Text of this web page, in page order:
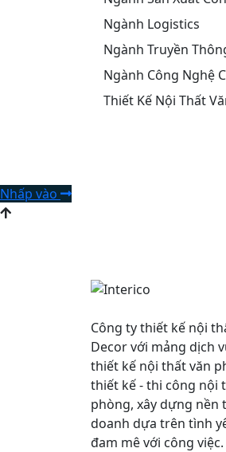
Ngành Logistics
Ngành Truyền
Ngành Công Nghệ
Thiết Kế Nội Thất
Nhấp vào
Công ty thiết kế nội
Decor với mảng dịch
thiết kế nội thất văn
thiết kế - thi công nội
phòng, xây dựng nền
doanh dựa trên tình
đam mê với công việc.